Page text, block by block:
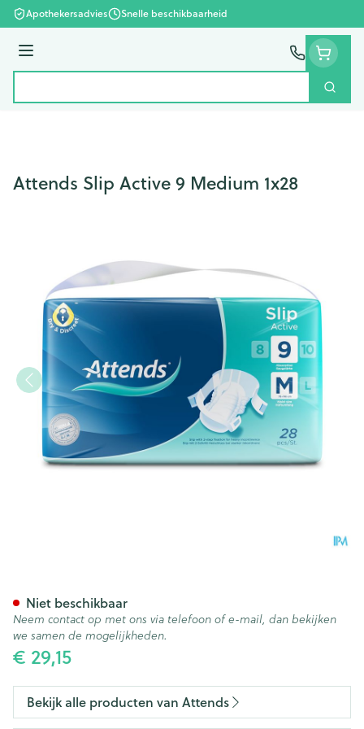
Ga naar de inhoud
Apothekersadvies Snelle beschikbaarheid
Menu
Zoek
Attends Slip Active 9 Medium 1x28
€ 29,15
Niet beschikbaar
Neem contact op met ons via telefoon of e-mail, dan bekijken
we samen de mogelijkheden.
Bekijk alle producten van Attends